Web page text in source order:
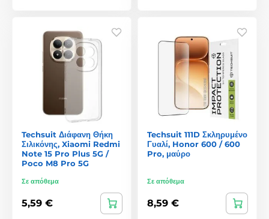
Techsuit Διάφανη Θήκη
Σιλικόνης, Xiaomi Redmi
Note 15 Pro Plus 5G /
Poco M8 Pro 5G
Σε απόθεμα
5,59 €
Techsuit 111D Σκληρυμένο
Γυαλί, Honor 600 / 600
Pro, μαύρο
Σε απόθεμα
8,59 €